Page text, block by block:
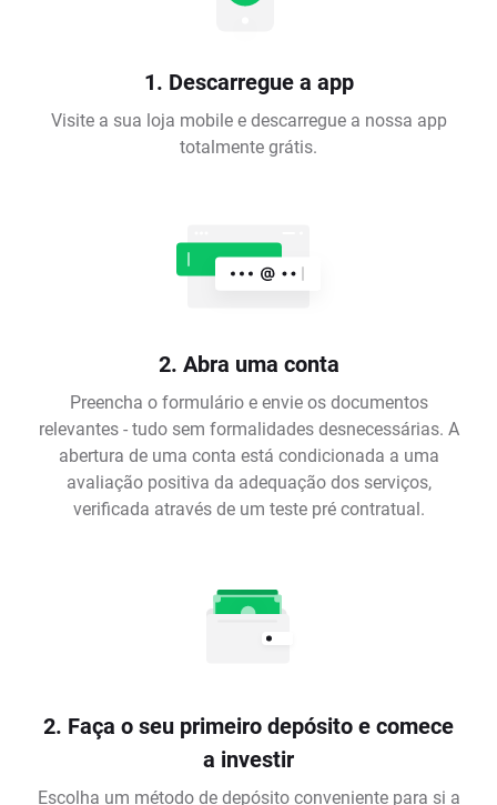
1. Descarregue a app
Visite a sua loja mobile e descarregue a nossa app
totalmente grátis.
2. Abra uma conta
Preencha o formulário e envie os documentos
relevantes - tudo sem formalidades desnecessárias. A
abertura de uma conta está condicionada a uma
avaliação positiva da adequação dos serviços,
verificada através de um teste pré contratual.
2. Faça o seu primeiro depósito e comece
a investir
Escolha um método de depósito conveniente para si a